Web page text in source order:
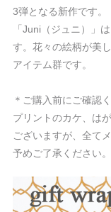
3弾となる新作です。
「Juni（ジュニ）」
す。花々の絵柄が美
アイテム群です。
＊ご購入前にご確認
プリントのカケ、は
ございますが、全て
予めご了承ください。